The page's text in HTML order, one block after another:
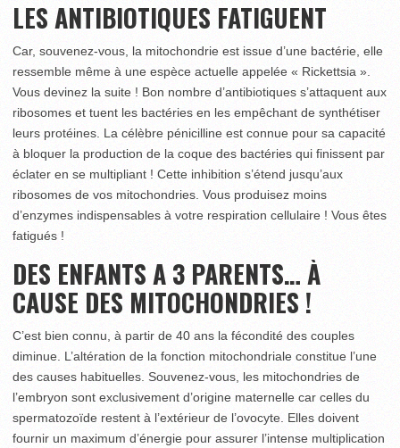
LES ANTIBIOTIQUES FATIGUENT
Car, souvenez-vous, la mitochondrie est issue d’une bactérie, elle
ressemble même à une espèce actuelle appelée « Rickettsia ».
Vous devinez la suite ! Bon nombre d’antibiotiques s’attaquent aux
ribosomes et tuent les bactéries en les empêchant de synthétiser
leurs protéines. La célèbre pénicilline est connue pour sa capacité
à bloquer la production de la coque des bactéries qui finissent par
éclater en se multipliant ! Cette inhibition s’étend jusqu’aux
ribosomes de vos mitochondries. Vous produisez moins
d’enzymes indispensables à votre respiration cellulaire ! Vous êtes
fatigués !
DES ENFANTS A 3 PARENTS… À
CAUSE DES MITOCHONDRIES !
C’est bien connu, à partir de 40 ans la fécondité des couples
diminue. L’altération de la fonction mitochondriale constitue l’une
des causes habituelles. Souvenez-vous, les mitochondries de
l’embryon sont exclusivement d’origine maternelle car celles du
spermatozoïde restent à l’extérieur de l’ovocyte. Elles doivent
fournir un maximum d’énergie pour assurer l’intense multiplication